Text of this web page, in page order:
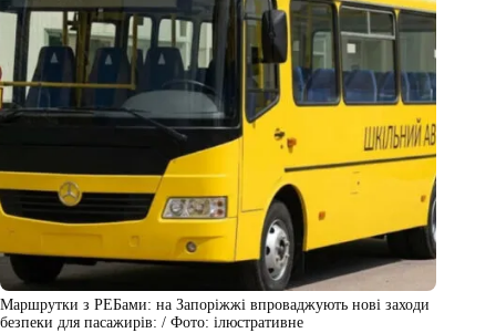
Маршрутки з РЕБами: на Запоріжжі впроваджують нові заходи
безпеки для пасажирів: / Фото: ілюстративне